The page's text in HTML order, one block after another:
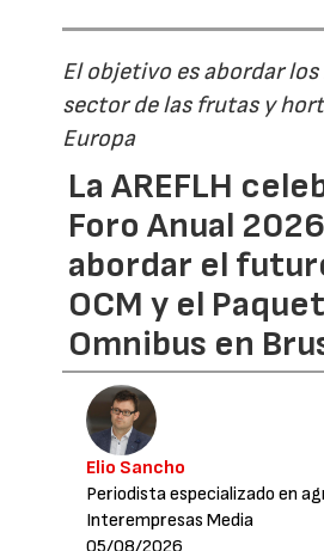
El objetivo es abordar
sector de las frutas y
Europa
La AREFLH
Foro Anual
abordar el
OCM y el
Omnibus en
Elio Sancho
Periodista especializado en
Interempresas Media